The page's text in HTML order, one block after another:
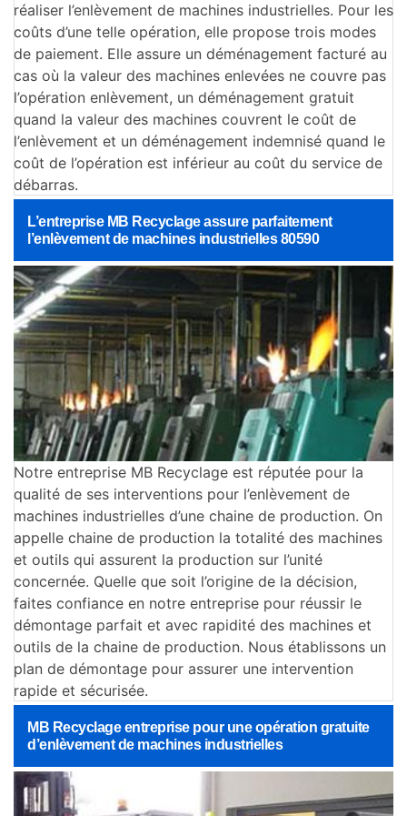
réaliser l’enlèvement de machines industrielles. Pour les
coûts d’une telle opération, elle propose trois modes
de paiement. Elle assure un déménagement facturé au
cas où la valeur des machines enlevées ne couvre pas
l’opération enlèvement, un déménagement gratuit
quand la valeur des machines couvrent le coût de
l’enlèvement et un déménagement indemnisé quand le
coût de l’opération est inférieur au coût du service de
débarras.
L’entreprise MB Recyclage assure parfaitement
l’enlèvement de machines industrielles 80590
Notre entreprise MB Recyclage est réputée pour la
qualité de ses interventions pour l’enlèvement de
machines industrielles d’une chaine de production. On
appelle chaine de production la totalité des machines
et outils qui assurent la production sur l’unité
concernée. Quelle que soit l’origine de la décision,
faites confiance en notre entreprise pour réussir le
démontage parfait et avec rapidité des machines et
outils de la chaine de production. Nous établissons un
plan de démontage pour assurer une intervention
rapide et sécurisée.
MB Recyclage entreprise pour une opération gratuite
d’enlèvement de machines industrielles